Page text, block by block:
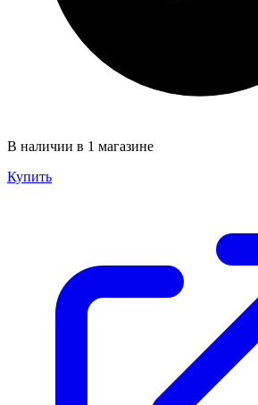
В наличии в 1 магазине
Купить